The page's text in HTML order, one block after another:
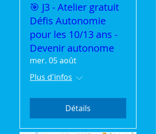
🎯 J3 - Atelier gratuit
Défis Autonomie
pour les 10/13 ans -
Devenir autonome
mer. 05 août
Plus d'infos
Détails